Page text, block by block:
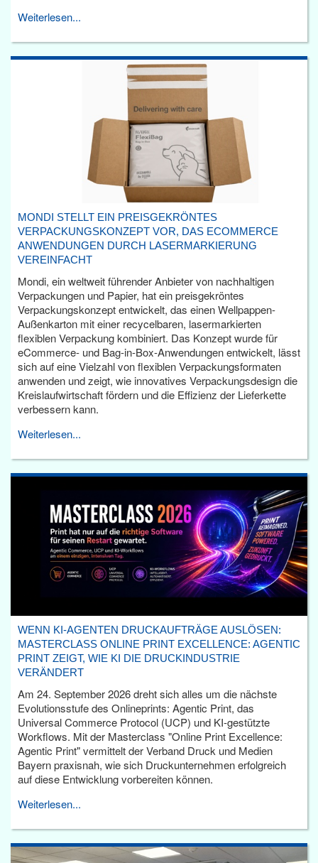
Weiterlesen...
MONDI STELLT EIN PREISGEKRÖNTES
VERPACKUNGSKONZEPT VOR, DAS ECOMMERCE
ANWENDUNGEN DURCH LASERMARKIERUNG
VEREINFACHT
Mondi, ein weltweit führender Anbieter von nachhaltigen
Verpackungen und Papier, hat ein preisgekröntes
Verpackungskonzept entwickelt, das einen Wellpappen-
Außenkarton mit einer recycelbaren, lasermarkierten
flexiblen Verpackung kombiniert. Das Konzept wurde für
eCommerce- und Bag-in-Box-Anwendungen entwickelt, lässt
sich auf eine Vielzahl von flexiblen Verpackungsformaten
anwenden und zeigt, wie innovatives Verpackungsdesign die
Kreislaufwirtschaft fördern und die Effizienz der Lieferkette
verbessern kann.
Weiterlesen...
WENN KI-AGENTEN DRUCKAUFTRÄGE AUSLÖSEN:
MASTERCLASS ONLINE PRINT EXCELLENCE: AGENTIC
PRINT ZEIGT, WIE KI DIE DRUCKINDUSTRIE
VERÄNDERT
Am 24. September 2026 dreht sich alles um die nächste
Evolutionsstufe des Onlineprints: Agentic Print, das
Universal Commerce Protocol (UCP) und KI-gestützte
Workflows. Mit der Masterclass "Online Print Excellence:
Agentic Print" vermittelt der Verband Druck und Medien
Bayern praxisnah, wie sich Druckunternehmen erfolgreich
auf diese Entwicklung vorbereiten können.
Weiterlesen...